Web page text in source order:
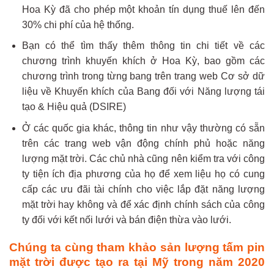
Hoa Kỳ đã cho phép một khoản tín dụng thuế lên đến
30% chi phí của hệ thống.
Bạn có thể tìm thấy thêm thông tin chi tiết về các
chương trình khuyến khích ở Hoa Kỳ, bao gồm các
chương trình trong từng bang trên trang web Cơ sở dữ
liệu về Khuyến khích của Bang đối với Năng lượng tái
tạo & Hiệu quả (DSIRE)
Ở các quốc gia khác, thông tin như vậy thường có sẵn
trên các trang web vận động chính phủ hoặc năng
lượng mặt trời. Các chủ nhà cũng nên kiểm tra với công
ty tiện ích địa phương của họ để xem liệu họ có cung
cấp các ưu đãi tài chính cho việc lắp đặt năng lượng
mặt trời hay không và để xác định chính sách của công
ty đối với kết nối lưới và bán điện thừa vào lưới.
Chúng ta cùng tham khảo sản lượng tấm pin
mặt trời được tạo ra tại Mỹ trong năm 2020